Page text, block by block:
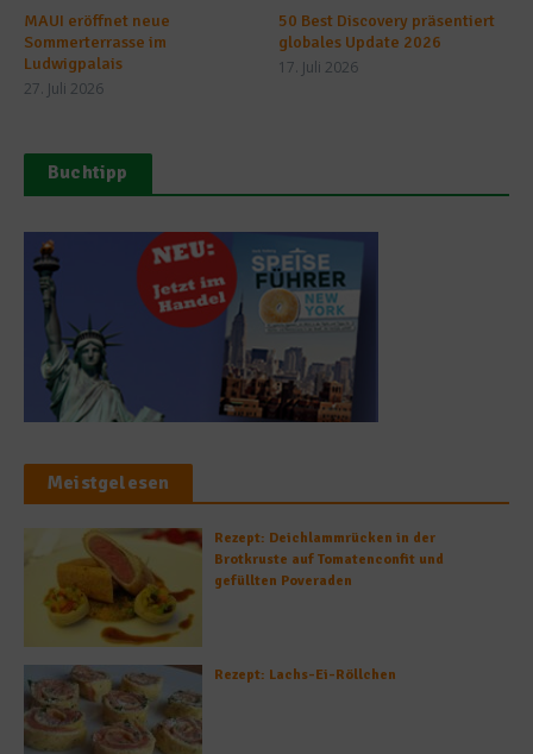
MAUI eröffnet neue
Sommerterrasse im
Ludwigpalais
27. Juli 2026
50 Best Discovery präsentiert
globales Update 2026
17. Juli 2026
Buchtipp
Meistgelesen
Rezept: Deichlammrücken in der
Brotkruste auf Tomatenconfit und
gefüllten Poveraden
Rezept: Lachs-Ei-Röllchen